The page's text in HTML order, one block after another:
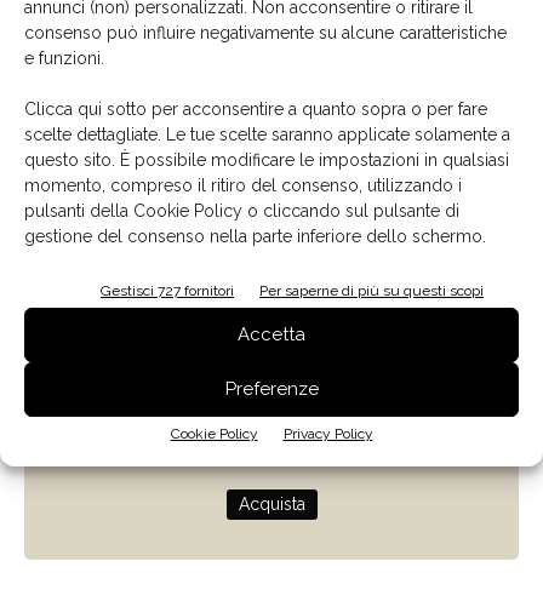
annunci (non) personalizzati. Non acconsentire o ritirare il
consenso può influire negativamente su alcune caratteristiche
e funzioni.
Clicca qui sotto per acconsentire a quanto sopra o per fare
scelte dettagliate. Le tue scelte saranno applicate solamente a
questo sito. È possibile modificare le impostazioni in qualsiasi
momento, compreso il ritiro del consenso, utilizzando i
pulsanti della Cookie Policy o cliccando sul pulsante di
gestione del consenso nella parte inferiore dello schermo.
Gestisci 727 fornitori Per saperne di più su questi scopi
Accetta
Preferenze
Cookie Policy Privacy Policy
Progettare con la luce naturale
di Giulio Camiz
Acquista